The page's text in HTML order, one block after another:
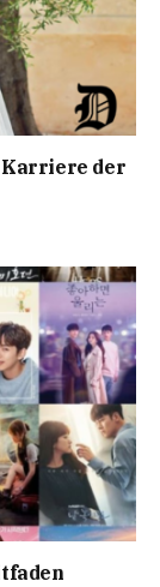
Karriere der